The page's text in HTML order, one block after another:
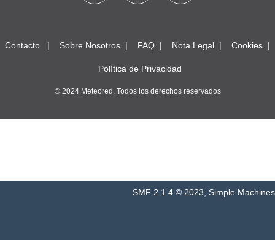
Contacto Sobre Nosotros FAQ Nota Legal Cookies
Política de Privacidad
© 2024 Meteored. Todos los derechos reservados
SMF 2.1.4 © 2023, Simple Machines